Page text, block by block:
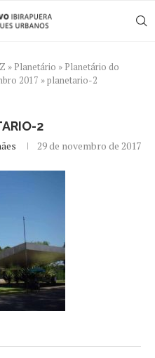
» Planetário » Planetário do
2017 »planetario-2
2
29 de novembro de 2017